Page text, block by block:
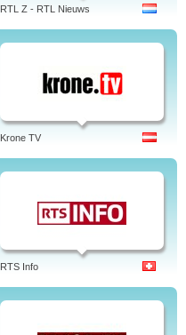
RTL Z - RTL Nieuws
Krone TV
RTS Info